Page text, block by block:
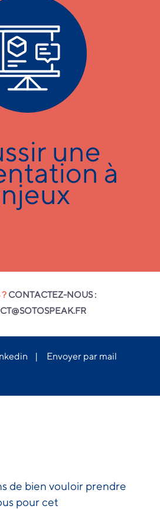
une
à
?CONTACTEZ-NOUS :
| Envoyer par mail
de bien vouloir prendre
pour cet